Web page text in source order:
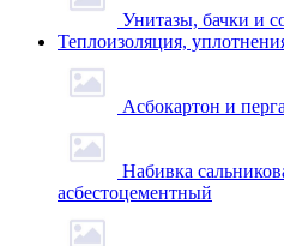
Унитазы, бачки и
Теплоизоляция,
Асбокартон и
Набивка
асбестоцементный